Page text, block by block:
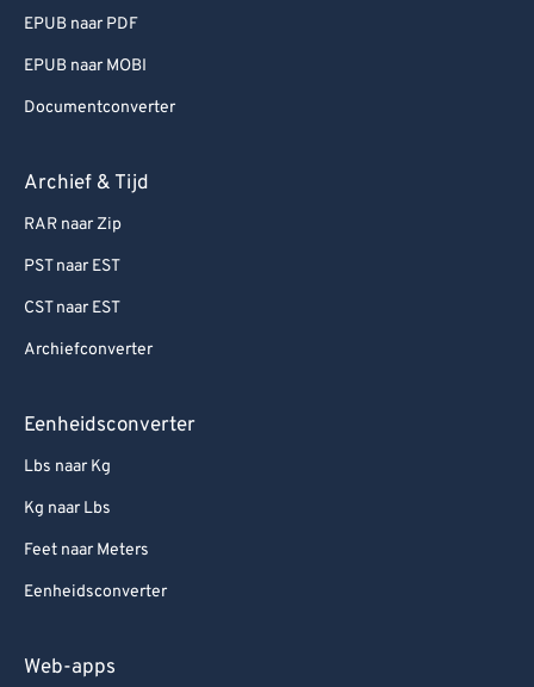
EPUB naar PDF
EPUB naar MOBI
Documentconverter
Archief & Tijd
RAR naar Zip
PST naar EST
CST naar EST
Archiefconverter
Eenheidsconverter
Lbs naar Kg
Kg naar Lbs
Feet naar Meters
Eenheidsconverter
Web-apps